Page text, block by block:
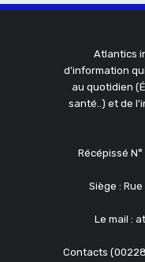
Atlantics
d'information
au quotidien
santé..) et de
Récépissé
Siège :
Le mail :
Contacts